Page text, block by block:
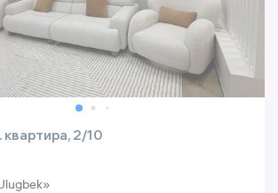
квартира, 2/10